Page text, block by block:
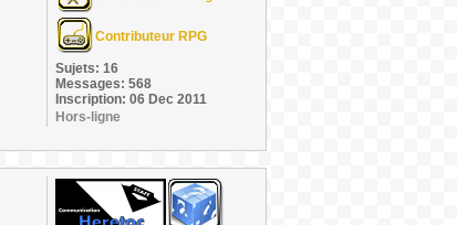
Contributeur RPG
Sujets: 16
Messages: 568
Inscription: 06 Dec 2011
Hors-ligne